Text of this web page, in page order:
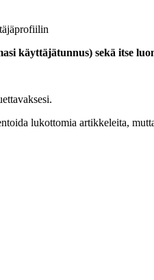
käyttäjätunnus) sekä itse
lukottomia artikkeleita,